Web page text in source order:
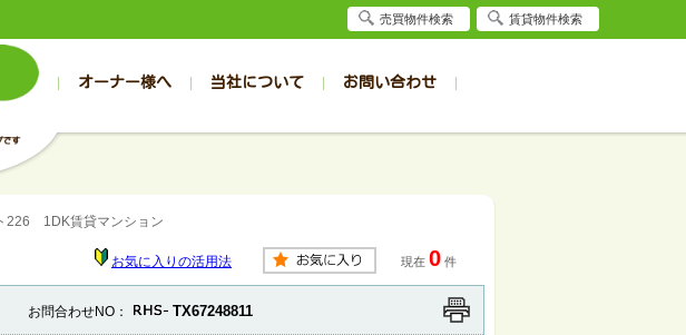
万円
帯広の賃貸物件一覧
帯広の賃貸アパート
帯広の賃貸マンション
帯広の賃貸事務所
帯広の1R～1K
帯広の2K～2LDK
万円
旭川の賃貸物件一覧
旭川の賃貸アパート
旭川の賃貸マンション
旭川の賃貸事務所
旭川の1R～1K
旭川の2K～2LDK
オーナー様へ 当社について
お客様の声
お問い合わせ
様専用（帯広店）
226 1DK賃貸マンション
お気に入りの活用法 現在 0 件
お問合わせNO： TX67248811
売買物件検索 賃貸物件検索